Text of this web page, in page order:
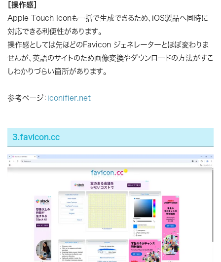
［操作感］
Apple Touch Iconも一括で生成できるため、iOS製品へ同時に
対応できる利便性があります。
操作感としては先ほどのFavicon ジェネレーターとほぼ変わりま
せんが、英語のサイトのため画像変換やダウンロードの方法がすこ
しわかりづらい箇所があります。
参考ページ： iconifier.net
3.favicon.cc